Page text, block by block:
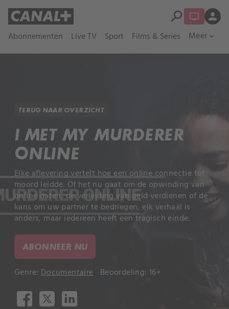
Abonnementen Live TV Sport Films & Series Meer expand_more
search person
TERUG NAAR OVERZICHT
I MET MY MURDERER
ONLINE
Elke aflevering vertelt hoe een online connectie tot
moord leidde. Of het nu gaat om de opwinding van
online daten, de verleiding van geld verdienen of de
kans om uw partner te bedriegen, elk verhaal is
anders, maar iedereen heeft een tragisch einde.
ABONNEER NU
Genre: Documentaire Beoordeling: 16+